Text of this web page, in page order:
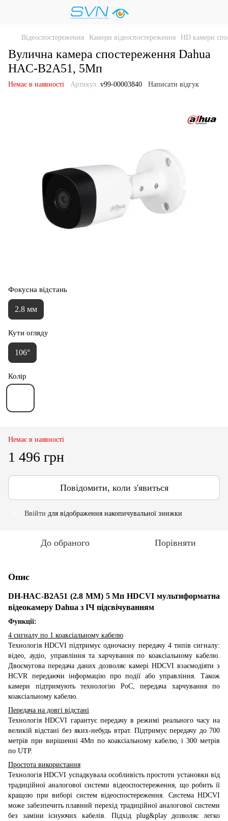
Відеоспостереження Камери відеоспостереження HD камери
Вулична камера спостереження Dahua
HAC-B2A51, 5Мп
Немає в наявності Артикул: v99-00003840 Написати відгук
Фокусна відстань
2.8 мм
Кути огляду
106°
Колір
Немає в наявності
1 496 грн
Повідомити, коли з'явиться
Ввійти для відображення накопичувальної знижки
До обраного Порівняти
Опис
DH-HAC-B2A51 (2.8 ММ) 5 Мп HDCVI мультиформатна
відеокамеру Dahua з ІЧ підсвічуванням
Функції:
4 сигналу по 1 коаксіальному кабелю
Технологія HDCVI підтримує одночасну передачу 4 типів сигналу:
відео, аудіо, управління та харчування по коаксіальному кабелю.
Двосмугова передача даних дозволяє камері HDCVI взаємодіяти з
HCVR передаючи інформацію про події або управління. Також
камери підтримують технологію PoC, передача харчування по
коаксіальному кабелю.
Передача на довгі відстані
Технологія HDCVI гарантує передачу в режимі реального часу на
великій відстані без яких-небудь втрат. Підтримує передачу до 700
метрів при вирішенні 4Мп по коаксіальному кабелю, і 300 метрів
по UTP.
Простота використання
Технологія HDCVI успадкувала особливість простоти установки від
традиційної аналогової системи відеоспостереження, що робить її
кращою при виборі систем відеоспостереження. Система HDCVI
може забезпечить плавний перехід традиційної аналогової системи
без заміни існуючих кабелів. Підхід plug&play дозволяє легко